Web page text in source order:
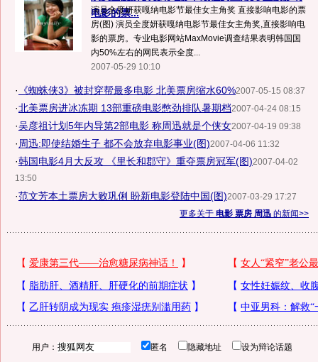
电影的票...
演员全度妍获嘎纳电影节最佳女主角奖 直接影响电影的票
房(图) 演员全度妍获嘎纳电影节最佳女主角奖,直接影响电
影的票房。专业电影网站MaxMovie调查结果表明韩国国
内50%左右的网民表示全度...
2007-05-29 10:10
· 《蜘蛛侠3》被封穿帮最多电影 北美票房缩水60%2007-05-15 08:37
·北美票房进冰冻期 13部重磅电影憋劲排队暑期档2007-04-24 08:15
·吴彦祖计划5年内导第2部电影 称周迅就是个侠女2007-04-19 09:38
· 周迅:即使结婚生子 都不会放弃电影事业(图)2007-04-06 11:32
·韩国电影4月大反攻 《里长和郡守》重夺票房冠军(图)2007-04-02
13:50
·范文芳本土票房大败巩俐 盼新电影登陆中国(图)2007-03-29 17:27
更多关于 电影 票房 周迅 的新闻>>
用户： 匿名 隐藏地址 设为辩论话题